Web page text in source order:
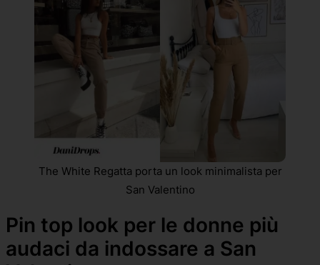
The White Regatta porta un look minimalista per
San Valentino
Pin top look per le donne più
audaci da indossare a San